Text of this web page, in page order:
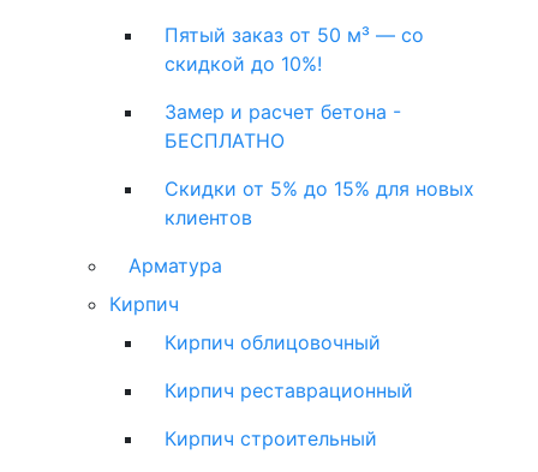
Пятый заказ от 50 м³ — со
скидкой до 10%!
Замер и расчет бетона -
БЕСПЛАТНО
Скидки от 5% до 15% для новых
клиентов
Арматура
Кирпич
Кирпич облицовочный
Кирпич реставрационный
Кирпич строительный